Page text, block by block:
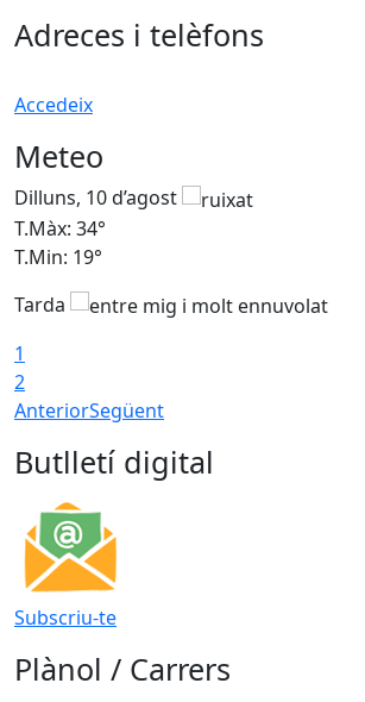
Adreces i telèfons
Accedeix
Meteo
Dilluns, 10 d’agost
T.Màx: 34°
T.Min: 19°
Tarda
1
2
AnteriorSegüent
Butlletí digital
Subscriu-te
Plànol / Carrers